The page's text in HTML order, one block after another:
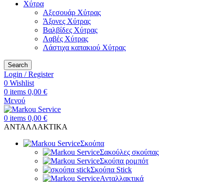
Χύτρα
Αξεσουάρ Χύτρας
Άξονες Χύτρας
Βαλβίδες Χύτρας
Λαβές Χύτρας
Λάστιχα καπακιού Χύτρας
Search
Login / Register
0 Wishlist
0 items 0,00 €
Μενού
0 items 0,00 €
ΑΝΤΑΛΛΑΚΤΙΚΑ
Σκούπα
Σακούλες σκούπας
Σκούπα ρομπότ
Σκούπα Stick
Ανταλλακτικά